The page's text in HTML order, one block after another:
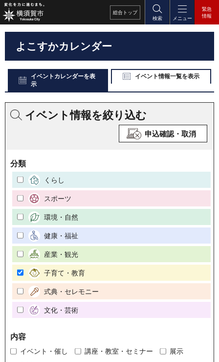
総合 トップ
検索
メニュー
緊急
情報
よこすかカレンダー
イベントカレンダーを表
示
イベント情報一覧を表示
イベント情報を絞り込む
申込確認・取消
分類
くらし
スポーツ
環境・自然
健康・福祉
産業・観光
子育て・教育
式典・セレモニー
文化・芸術
内容
イベント・催し 講座・教室・セミナー
展示